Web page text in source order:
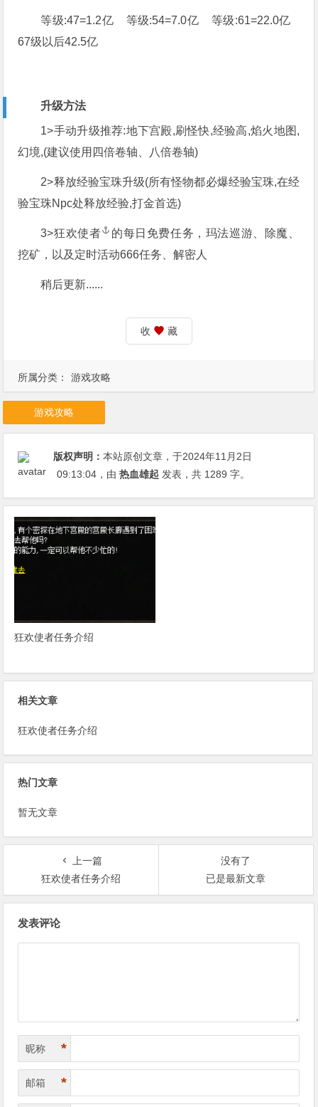
所属分类： 游戏攻略
等级:47=1.2亿 等级:54=7.0亿 等级:61=22.0亿
67级以后42.5亿
升级方法
1>手动升级推荐:地下宫殿,刷怪快,经验高,焰火地图,
幻境,(建议使用四倍卷轴、八倍卷轴)
2>释放经验宝珠升级(所有怪物都必爆经验宝珠,在经
验宝珠Npc处释放经验,打金首选)
3>狂欢使者
的每日免费任务，玛法巡游、除魔、
挖矿，以及定时活动666任务、解密人
稍后更新......
收 藏
游戏攻略
版权声明：本站原创文章，于2024年11月2日
09:13:04 ，由热血雄起 发表，共 1289 字。
狂欢使者任务介绍
相关文章
狂欢使者任务介绍
热门文章
暂无文章
上一篇
狂欢使者任务介绍
没有了
已是最新文章
发表评论
昵称 *
邮箱 *